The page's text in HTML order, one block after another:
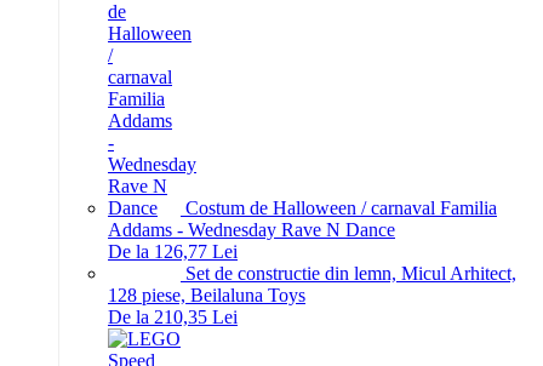
Costum de Halloween / carnaval Familia
Addams - Wednesday Rave N Dance
De la 126,77 Lei
Set de constructie din lemn, Micul Arhitect,
128 piese, Beilaluna Toys
De la 210,35 Lei